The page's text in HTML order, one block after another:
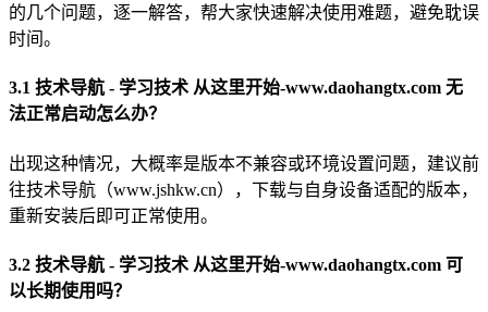
的几个问题，逐一解答，帮大家快速解决使用难题，避免耽误
时间。
3.1 技术导航 - 学习技术 从这里开始-www.daohangtx.com 无
法正常启动怎么办？
出现这种情况，大概率是版本不兼容或环境设置问题，建议前
往技术导航（www.jshkw.cn），下载与自身设备适配的版本，
重新安装后即可正常使用。
3.2 技术导航 - 学习技术 从这里开始-www.daohangtx.com 可
以长期使用吗？